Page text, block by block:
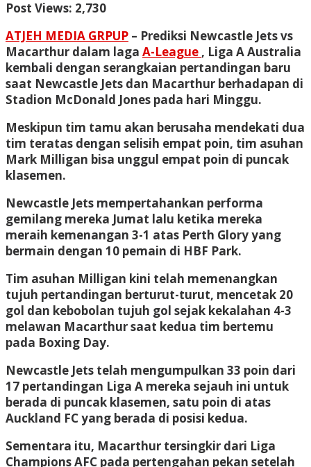
Post Views: 2,730
ATJEH MEDIA GRPUP – Prediksi Newcastle Jets vs
Macarthur dalam laga A-League , Liga A Australia
kembali dengan serangkaian pertandingan baru
saat Newcastle Jets dan Macarthur berhadapan di
Stadion McDonald Jones pada hari Minggu.
Meskipun tim tamu akan berusaha mendekati dua
tim teratas dengan selisih empat poin, tim asuhan
Mark Milligan bisa unggul empat poin di puncak
klasemen.
Newcastle Jets mempertahankan performa
gemilang mereka Jumat lalu ketika mereka
meraih kemenangan 3-1 atas Perth Glory yang
bermain dengan 10 pemain di HBF Park.
Tim asuhan Milligan kini telah memenangkan
tujuh pertandingan berturut-turut, mencetak 20
gol dan kebobolan tujuh gol sejak kekalahan 4-3
melawan Macarthur saat kedua tim bertemu
pada Boxing Day.
Newcastle Jets telah mengumpulkan 33 poin dari
17 pertandingan Liga A mereka sejauh ini untuk
berada di puncak klasemen, satu poin di atas
Auckland FC yang berada di posisi kedua.
Sementara itu, Macarthur tersingkir dari Liga
Champions AFC pada pertengahan pekan setelah